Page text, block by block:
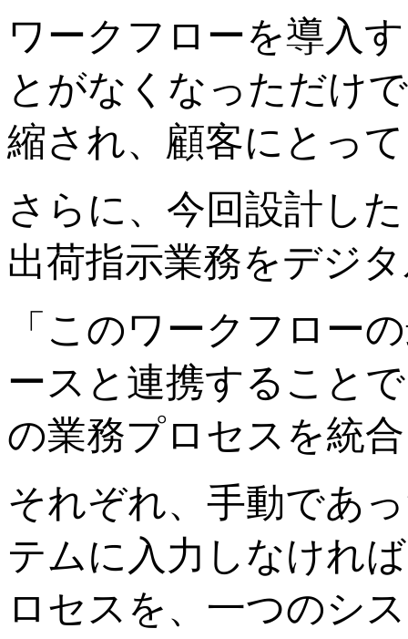
ワークフローを導入
とがなくなっただけ
縮され、顧客にとっ
さらに、今回設計し
出荷指示業務をデジ
「このワークフロー
ースと連携すること
の業務プロセスを統
それぞれ、手動であ
テムに入力しなけれ
ロセスを、一つのシ